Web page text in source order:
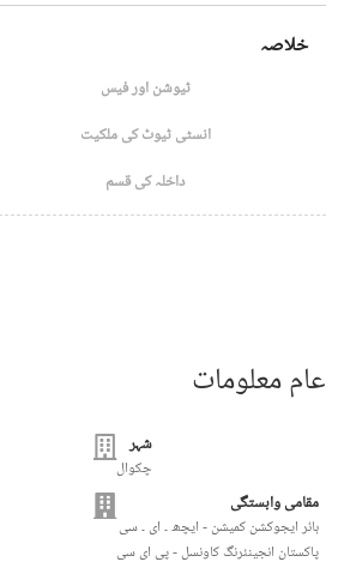
خلاصہ
ٹیوشن اور فیس
انسٹی ٹیوٹ کی ملکیت
داخلہ کی قسم
عام معلومات
شہر
چکوال
مقامی وابستگی
ہائر ایجوکشن کمیشن - ایچھ ۔ ای ۔ سی
پاکستان انجینئرنگ کاونسل - پی ای سی